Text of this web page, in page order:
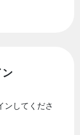
ン
ンしてくださ